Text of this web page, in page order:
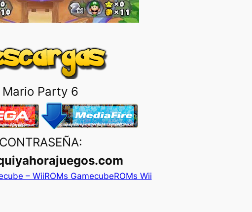
Mario Party 6
CONTRASEÑA:
– WiiROMs GamecubeROMs Wii